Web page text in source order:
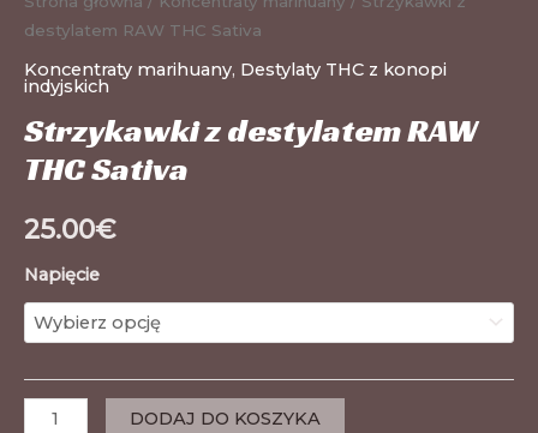
destylatem RAW THC Sativa
Koncentraty marihuany, Destylaty THC z konopi
indyjskich
Strzykawki z destylatem RAW
THC Sativa
25.00€
Napięcie
DODAJ DO KOSZYKA